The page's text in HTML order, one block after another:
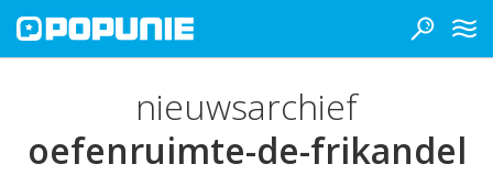
nieuwsarchief
oefenruimte-de-frikandel